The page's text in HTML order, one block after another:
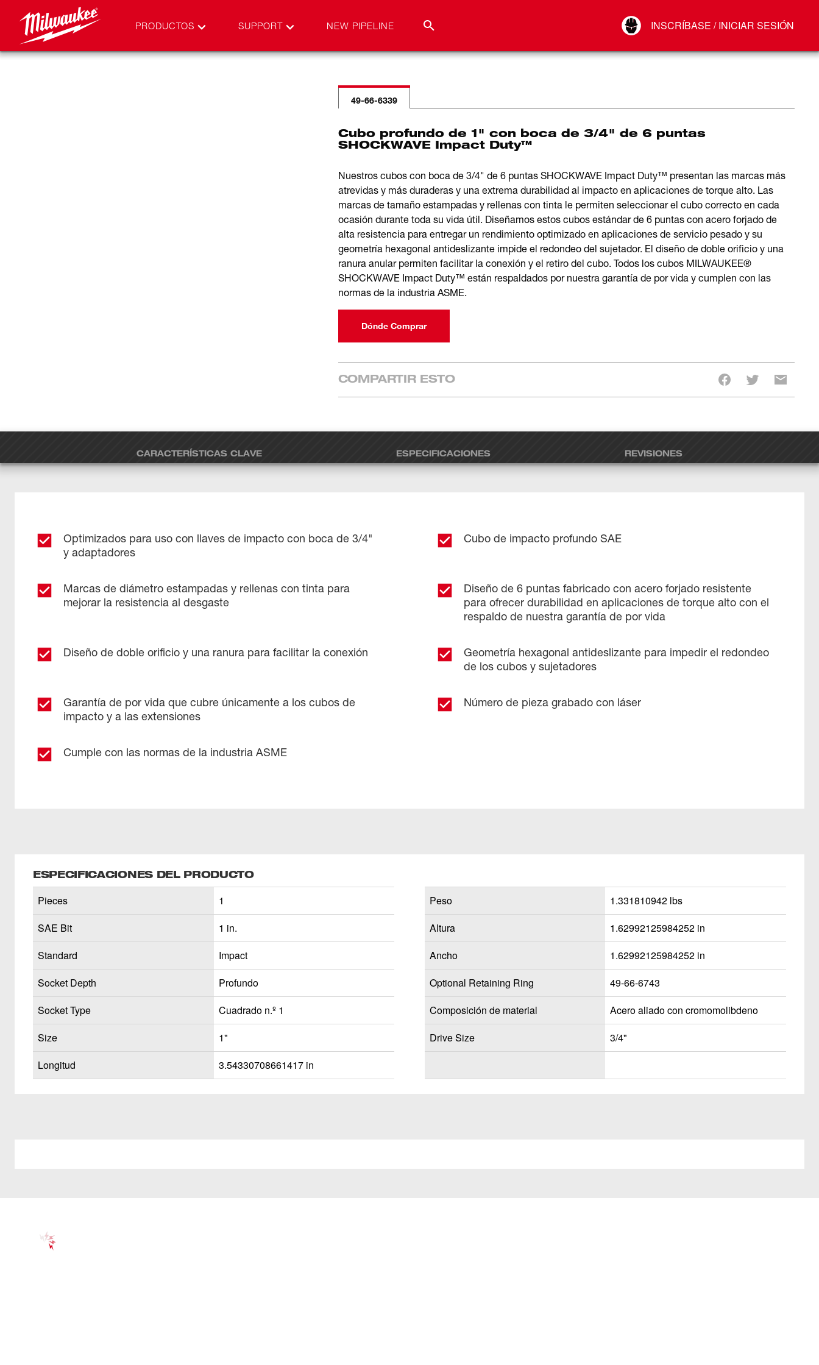
PRODUCTOS SUPPORT NEW PIPELINE INSCRÍBASE / INICIAR SESIÓN
Conectar
49-66-6339
Cubo profundo de 1" con boca de 3/4" de 6 puntas
SHOCKWAVE Impact Duty™
Nuestros cubos con boca de 3/4" de 6 puntas SHOCKWAVE Impact Duty™ presentan las marcas más
atrevidas y más duraderas y una extrema durabilidad al impacto en aplicaciones de torque alto. Las
marcas de tamaño estampadas y rellenas con tinta le permiten seleccionar el cubo correcto en cada
ocasión durante toda su vida útil. Diseñamos estos cubos estándar de 6 puntas con acero forjado de
alta resistencia para entregar un rendimiento optimizado en aplicaciones de servicio pesado y su
geometría hexagonal antideslizante impide el redondeo del sujetador. El diseño de doble orificio y una
ranura anular permiten facilitar la conexión y el retiro del cubo. Todos los cubos MILWAUKEE®
SHOCKWAVE Impact Duty™ están respaldados por nuestra garantía de por vida y cumplen con las
normas de la industria ASME.
Dónde Comprar
COMPARTIR ESTO
CARACTERÍSTICAS CLAVE ESPECIFICACIONES REVISIONES
Optimizados para uso con llaves de impacto con boca de 3/4"
y adaptadores
Cubo de impacto profundo SAE
Marcas de diámetro estampadas y rellenas con tinta para
mejorar la resistencia al desgaste
Diseño de 6 puntas fabricado con acero forjado resistente
para ofrecer durabilidad en aplicaciones de torque alto con el
respaldo de nuestra garantía de por vida
Diseño de doble orificio y una ranura para facilitar la conexión
Geometría hexagonal antideslizante para impedir el redondeo
de los cubos y sujetadores
Garantía de por vida que cubre únicamente a los cubos de
impacto y a las extensiones
Número de pieza grabado con láser
Cumple con las normas de la industria ASME
ESPECIFICACIONES DEL PRODUCTO
Pieces
1
SAE Bit
1 in.
Standard
Impact
Socket Depth
Profundo
Socket Type
Cuadrado n.º 1
Size
1"
Longitud
3.54330708661417 in
Peso
1.331810942 lbs
Altura
1.62992125984252 in
Ancho
1.62992125984252 in
Optional Retaining Ring
49-66-6743
Composición de material
Acero aliado con cromomolibdeno
Drive Size
3/4"